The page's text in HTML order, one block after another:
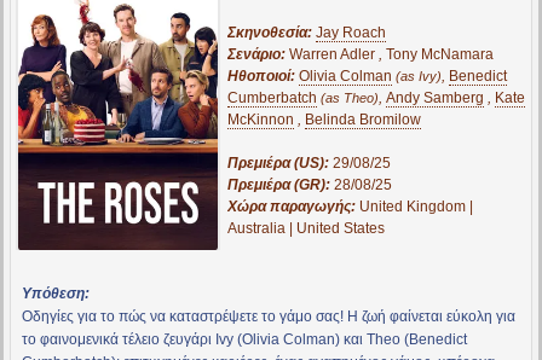
Σκηνοθεσία: Jay Roach
Σενάριο: Warren Adler, Tony McNamara
Ηθοποιοί: Olivia Colman (as Ivy), Benedict
Cumberbatch (as Theo), Andy Samberg , Kate
McKinnon , Belinda Bromilow
Πρεμιέρα (US): 29/08/25
Πρεμιέρα (GR): 28/08/25
Χώρα παραγωγής: United Kingdom |
Australia | United States
Υπόθεση:
Οδηγίες για το πώς να καταστρέψετε το γάμο σας! Η ζωή φαίνεται εύκολη για
το φαινομενικά τέλειο ζευγάρι Ivy (Olivia Colman) και Theo (Benedict